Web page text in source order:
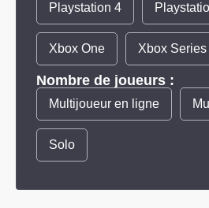
Playstation 4
Xbox One Xbox Series
Nombre de joueurs :
Multijoueur en ligne
Solo